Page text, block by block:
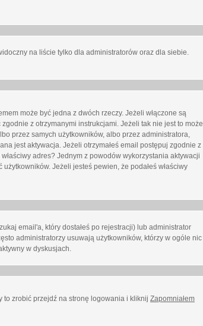
na liście tylko dla administratorów oraz dla siebie.
może być jedna z dwóch rzeczy. Jeżeli włączone są
z otrzymanymi instrukcjami. Jeżeli tak nie jest to może
przez samych użytkowników, albo przez administratora,
jest aktywacja. Jeżeli otrzymałeś email postępuj zgodnie z
adres? Jednym z powodów wykorzystania aktywacji
Jeżeli jesteś pewien, że podałeś właściwy
email'a, który dostałeś po rejestracji) lub administrator
administratorzy usuwają użytkowników, którzy w ogóle nic
w dyskusjach.
to zrobić przejdź na stronę logowania i kliknij Zapomniałem